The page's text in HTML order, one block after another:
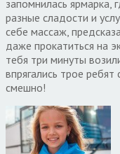
запомнилась ярмарка,
разные сладости и
себе массаж,
даже прокатиться на
тебя три минуты
впрягались трое
смешно!